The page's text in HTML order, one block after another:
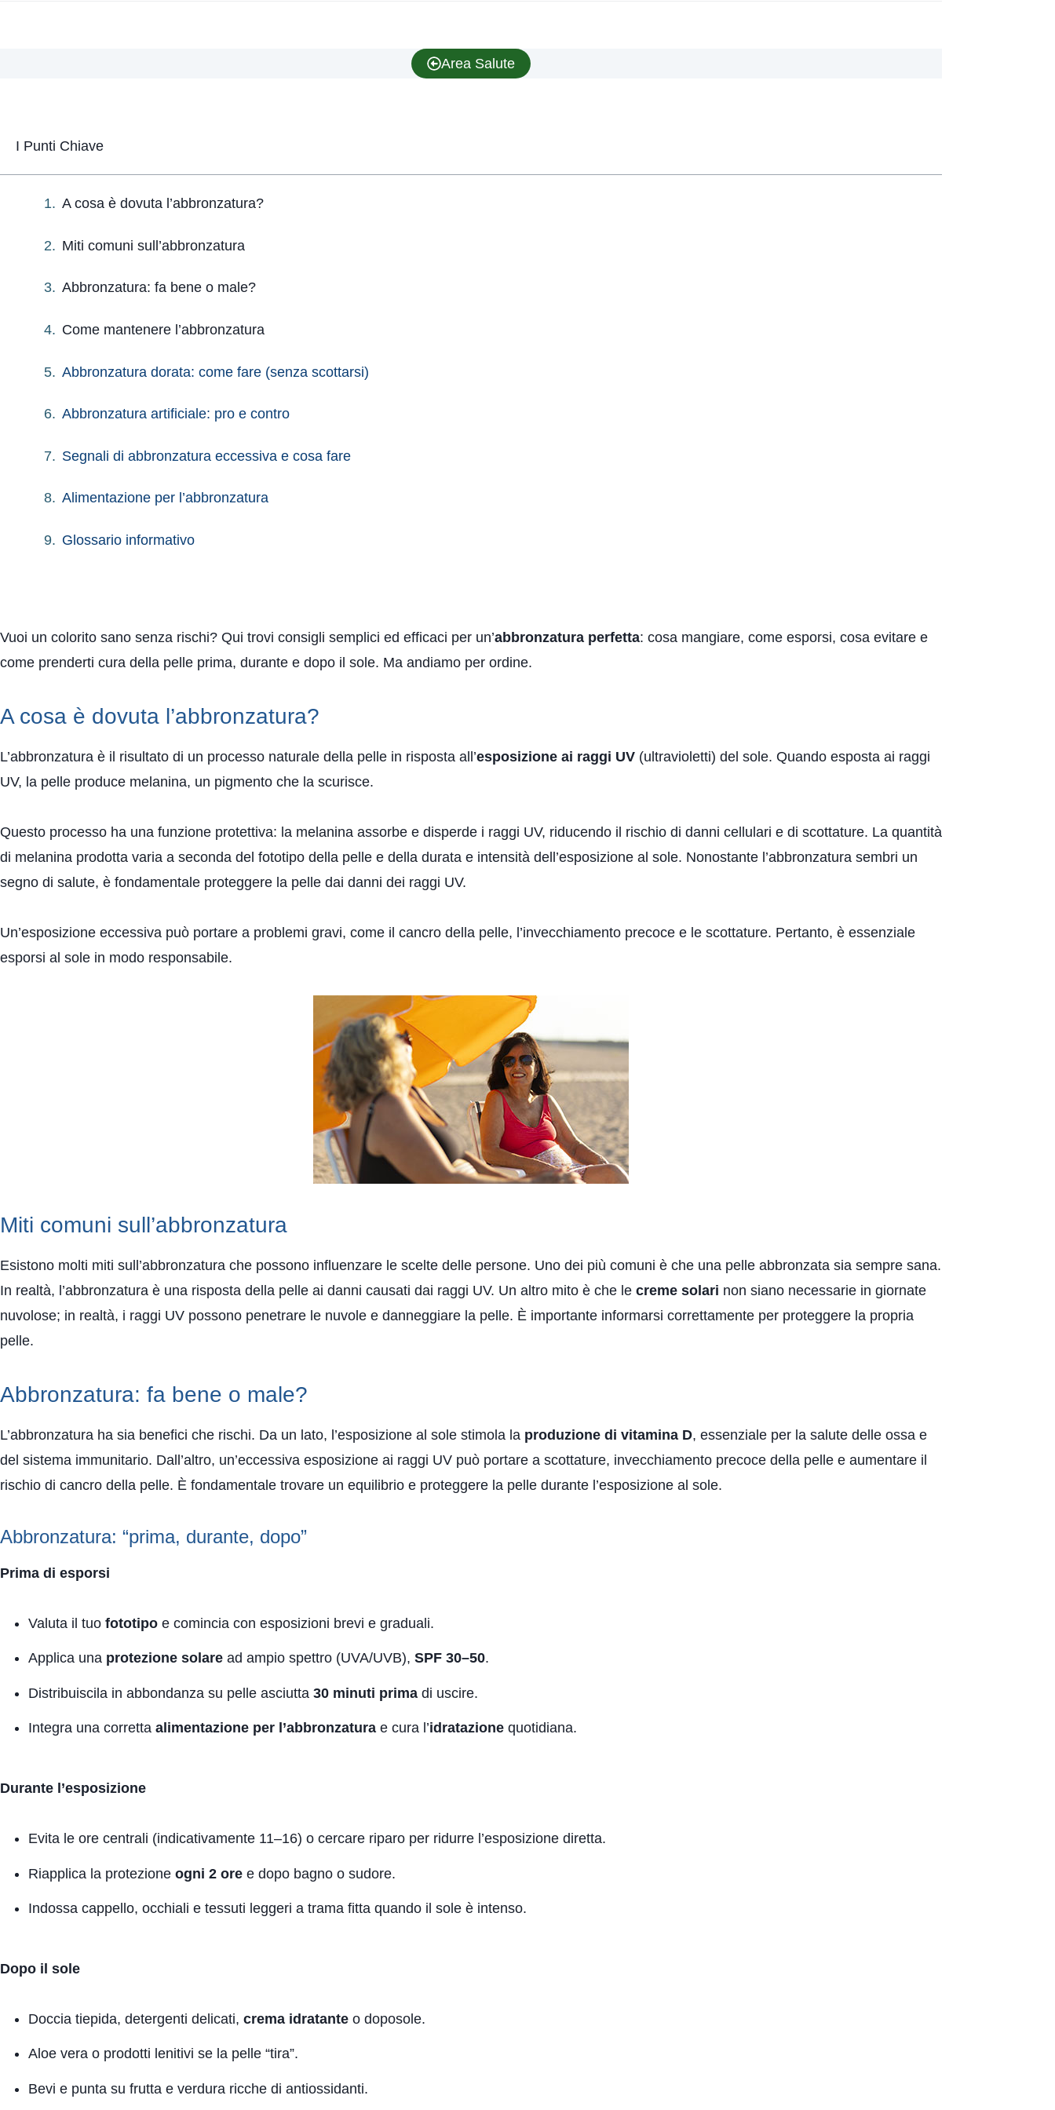
Area Salute
I Punti Chiave
A cosa è dovuta l’abbronzatura?
Miti comuni sull’abbronzatura
Abbronzatura: fa bene o male?
Come mantenere l’abbronzatura
Abbronzatura dorata: come fare (senza scottarsi)
Abbronzatura artificiale: pro e contro
Segnali di abbronzatura eccessiva e cosa fare
Alimentazione per l’abbronzatura
Glossario informativo
Vuoi un colorito sano senza rischi? Qui trovi consigli semplici ed efficaci per un’abbronzatura perfetta: cosa mangiare, come esporsi, cosa evitare e
come prenderti cura della pelle prima, durante e dopo il sole. Ma andiamo per ordine.
A cosa è dovuta l’abbronzatura?
L’abbronzatura è il risultato di un processo naturale della pelle in risposta all’esposizione ai raggi UV (ultravioletti) del sole. Quando esposta ai raggi
UV, la pelle produce melanina, un pigmento che la scurisce.
Questo processo ha una funzione protettiva: la melanina assorbe e disperde i raggi UV, riducendo il rischio di danni cellulari e di scottature. La quantità
di melanina prodotta varia a seconda del fototipo della pelle e della durata e intensità dell’esposizione al sole. Nonostante l’abbronzatura sembri un
segno di salute, è fondamentale proteggere la pelle dai danni dei raggi UV.
Un’esposizione eccessiva può portare a problemi gravi, come il cancro della pelle, l’invecchiamento precoce e le scottature. Pertanto, è essenziale
esporsi al sole in modo responsabile.
Miti comuni sull’abbronzatura
Esistono molti miti sull’abbronzatura che possono influenzare le scelte delle persone. Uno dei più comuni è che una pelle abbronzata sia sempre sana.
In realtà, l’abbronzatura è una risposta della pelle ai danni causati dai raggi UV. Un altro mito è che le creme solari non siano necessarie in giornate
nuvolose; in realtà, i raggi UV possono penetrare le nuvole e danneggiare la pelle. È importante informarsi correttamente per proteggere la propria
pelle.
Abbronzatura: fa bene o male?
L’abbronzatura ha sia benefici che rischi. Da un lato, l’esposizione al sole stimola la produzione di vitamina D, essenziale per la salute delle ossa e
del sistema immunitario. Dall’altro, un’eccessiva esposizione ai raggi UV può portare a scottature, invecchiamento precoce della pelle e aumentare il
rischio di cancro della pelle. È fondamentale trovare un equilibrio e proteggere la pelle durante l’esposizione al sole.
Abbronzatura: “prima, durante, dopo”
Prima di esporsi
Valuta il tuo fototipo e comincia con esposizioni brevi e graduali.
Applica una protezione solare ad ampio spettro (UVA/UVB), SPF 30–50.
Distribuiscila in abbondanza su pelle asciutta 30 minuti prima di uscire.
Integra una corretta alimentazione per l’abbronzatura e cura l’idratazione quotidiana.
Durante l’esposizione
Evita le ore centrali (indicativamente 11–16) o cercare riparo per ridurre l’esposizione diretta.
Riapplica la protezione ogni 2 ore e dopo bagno o sudore.
Indossa cappello, occhiali e tessuti leggeri a trama fitta quando il sole è intenso.
Dopo il sole
Doccia tiepida, detergenti delicati, crema idratante o doposole.
Aloe vera o prodotti lenitivi se la pelle “tira”.
Bevi e punta su frutta e verdura ricche di antiossidanti.